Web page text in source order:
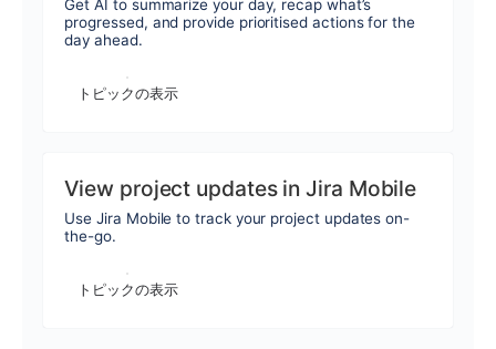
Get AI to summarize your day, recap what’s
progressed, and provide prioritised actions for the
day ahead.
トピックの表示
View project updates in Jira Mobile
Use Jira Mobile to track your project updates on-
the-go.
トピックの表示